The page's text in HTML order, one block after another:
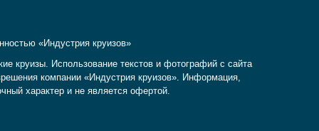
«Индустрия круизов»
круизы. Использование текстов и фотографий с сайта
компании «Индустрия круизов». Информация,
характер и не является офертой.